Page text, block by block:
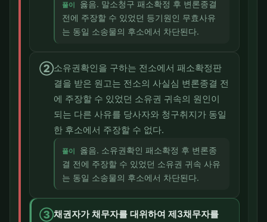
풀이
옳음. 말소청구 패소확정 후 변론종결
전에 주장할 수 있었던 등기원인 무효사유
는 동일 소송물의 후소에서 차단된다.
②소유권확인을 구하는 전소에서 패소확정판
결을 받은 원고는 전소의 사실심 변론종결 전
에 주장할 수 있었던 소유권 귀속의 원인이
되는 다른 사유를 당사자와 청구취지가 동일
한 후소에서 주장할 수 없다.
풀이
옳음. 소유권확인 패소확정 후 변론종
결 전에 주장할 수 있었던 소유권 귀속 사유
는 동일 소송물의 후소에서 차단된다.
③채권자가 채무자를 대위하여 제3채무자를